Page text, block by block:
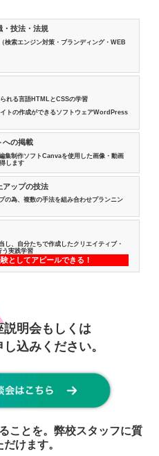
・技法・法規
検索エンジン対策・ブランディング・WEB
れる言語HTMLとCSSの学習
トの作成ができるソフトウェアWordPress
への掲載
集制作ソフトCanvaを使用した画像・動画
します
アップの技法
の為、複数の手法を組み合わせプランニン
し、自分たちで作成したクリエイティブ・
う実践学習
としてアピールできる！
明会もしくは
込みください。
ことを。弊校スタッフに質
けます。